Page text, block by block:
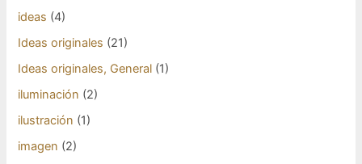
ideas (4)
Ideas originales (21)
Ideas originales, General (1)
iluminación (2)
ilustración (1)
imagen (2)